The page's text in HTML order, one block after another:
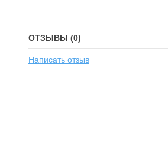
ОТЗЫВЫ (0)
Написать отзыв